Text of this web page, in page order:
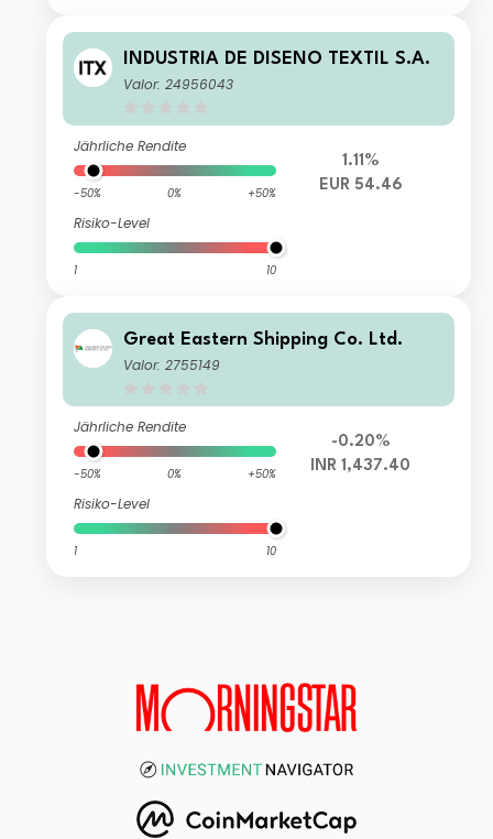
INDUSTRIA DE DISENO TEXTIL S.A.
Valor: 24956043
Jährliche Rendite
-50% 0% +50%
Risiko-Level
1 10
1.11%
EUR 54.46
Great Eastern Shipping Co. Ltd.
Valor: 2755149
Jährliche Rendite
-50% 0% +50%
Risiko-Level
1 10
-0.20%
INR 1,437.40